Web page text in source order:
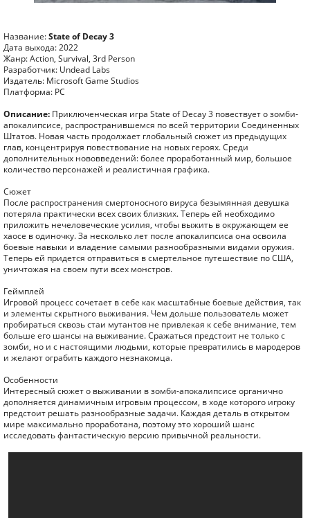
Название:State of Decay 3
Дата выхода: 2022
Жанр: Action, Survival, 3rd Person
Разработчик: Undead Labs
Издатель: Microsoft Game Studios
Платформа: PC
Описание: Приключенческая игра State of Decay 3 повествует о зомби-
апокалипсисе, распространившемся по всей территории Соединенных
Штатов. Новая часть продолжает глобальный сюжет из предыдущих
глав, концентрируя повествование на новых героях. Среди
дополнительных нововведений: более проработанный мир, большое
количество персонажей и реалистичная графика.
Сюжет
После распространения смертоносного вируса безымянная девушка
потеряла практически всех своих близких. Теперь ей необходимо
приложить нечеловеческие усилия, чтобы выжить в окружающем ее
хаосе в одиночку. За несколько лет после апокалипсиса она освоила
боевые навыки и владение самыми разнообразными видами оружия.
Теперь ей придется отправиться в смертельное путешествие по США,
уничтожая на своем пути всех монстров.
Геймплей
Игровой процесс сочетает в себе как масштабные боевые действия, так
и элементы скрытного выживания. Чем дольше пользователь может
пробираться сквозь стаи мутантов не привлекая к себе внимание, тем
больше его шансы на выживание. Сражаться предстоит не только с
зомби, но и с настоящими людьми, которые превратились в мародеров
и желают ограбить каждого незнакомца.
Особенности
Интересный сюжет о выживании в зомби-апокалипсисе органично
дополняется динамичным игровым процессом, в ходе которого игроку
предстоит решать разнообразные задачи. Каждая деталь в открытом
мире максимально проработана, поэтому это хороший шанс
исследовать фантастическую версию привычной реальности.